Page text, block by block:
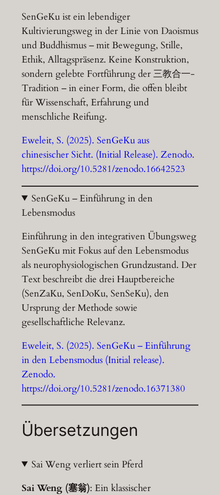
SenGeKu ist ein lebendiger
Kultivierungsweg in der Linie von Daoismus
und Buddhismus – mit Bewegung, Stille,
Ethik, Alltagspräsenz. Keine Konstruktion,
sondern gelebte Fortführung der 三教合一-
Tradition – in einer Form, die offen bleibt
für Wissenschaft, Erfahrung und
menschliche Reifung.
Eweleit, S. (2025). SenGeKu aus
chinesischer Sicht. (Initial Release). Zenodo.
https://doi.org/10.5281/zenodo.16642523
SenGeKu – Einführung in den
Lebensmodus
Einführung in den integrativen Übungsweg
SenGeKu mit Fokus auf den Lebensmodus
als neurophysiologischen Grundzustand. Der
Text beschreibt die drei Hauptbereiche
(SenZaKu, SenDoKu, SenSeKu), den
Ursprung der Methode sowie
gesellschaftliche Relevanz.
Eweleit, S. (2025). SenGeKu – Einführung
in den Lebensmodus (Initial release).
Zenodo.
https://doi.org/10.5281/zenodo.16371380
Übersetzungen
Sai Weng verliert sein Pferd
Sai Weng (塞翁): Ein klassischer